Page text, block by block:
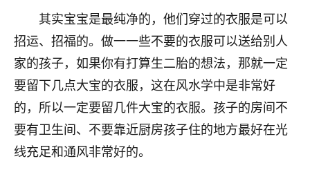
其实宝宝是最纯净的，他们穿过的衣服是可以
招运、招福的。做一一些不要的衣服可以送给别人
家的孩子，如果你有打算生二胎的想法，那就一定
要留下几点大宝的衣服，这在风水学中是非常好
的，所以一定要留几件大宝的衣服。孩子的房间不
要有卫生间、不要靠近厨房孩子住的地方最好在光
线充足和通风非常好的。
做完，我女儿跟变了个人一样，不期望她能考多好的
大学，只要能安安稳稳的把书读了，身体心理都健健
康康的我就很知足了！
鹿森：可怜天下父母心啊！
3小时前 来自河北 16
付深